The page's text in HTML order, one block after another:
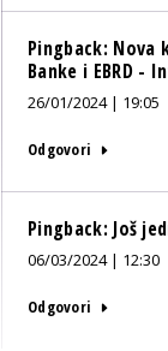
Pingback: Nova
Banke i EBRD -
26/01/2024 | 19:05
Odgovori
Pingback: Još
06/03/2024 | 12:30
Odgovori